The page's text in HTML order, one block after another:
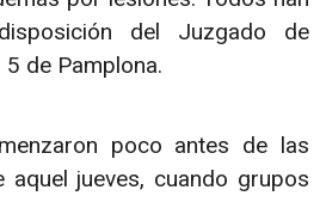
del Juzgado de
de Pamplona.
poco antes de las
jueves, cuando grupos